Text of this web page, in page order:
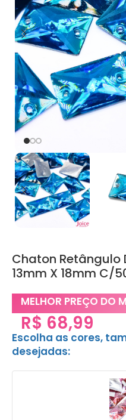
Chaton Retângulo
13mm X 18mm C/
MELHOR PREÇO DO
R$ 68,99
Escolha as cores,
desejadas: